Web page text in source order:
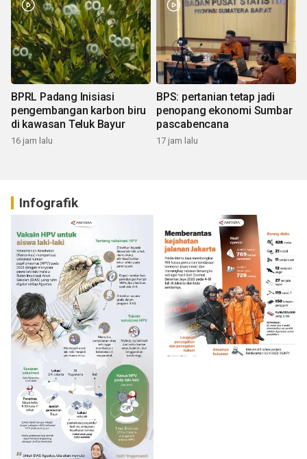
BPRL Padang Inisiasi
pengembangan karbon biru
di kawasan Teluk Bayur
16 jam lalu
BPS: pertanian tetap jadi
penopang ekonomi Sumbar
pascabencana
17 jam lalu
Infografik